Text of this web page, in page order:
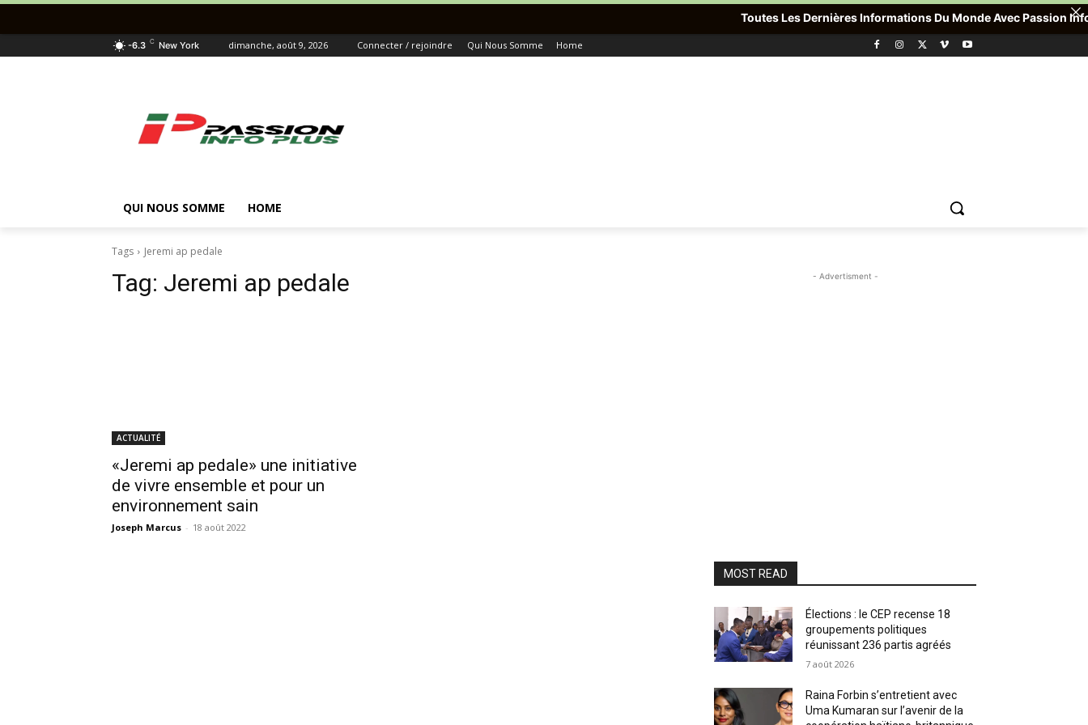
-6.3 C New York dimanche, août 9, 2026 Connecter / rejoindre Qui Nous Somme Home
QUI NOUS SOMME HOME
Tags Jeremi ap pedale
Tag: Jeremi ap pedale
ACTUALITÉ
«Jeremi ap pedale» une initiative
de vivre ensemble et pour un
environnement sain
Joseph Marcus - 18 août 2022
- Advertisment -
MOST READ
Élections : le CEP recense 18
groupements politiques
réunissant 236 partis agréés
7 août 2026
Raina Forbin s’entretient avec
Uma Kumaran sur l’avenir de la
Toutes Les Dernières Informations Du Monde Avec Passion Info